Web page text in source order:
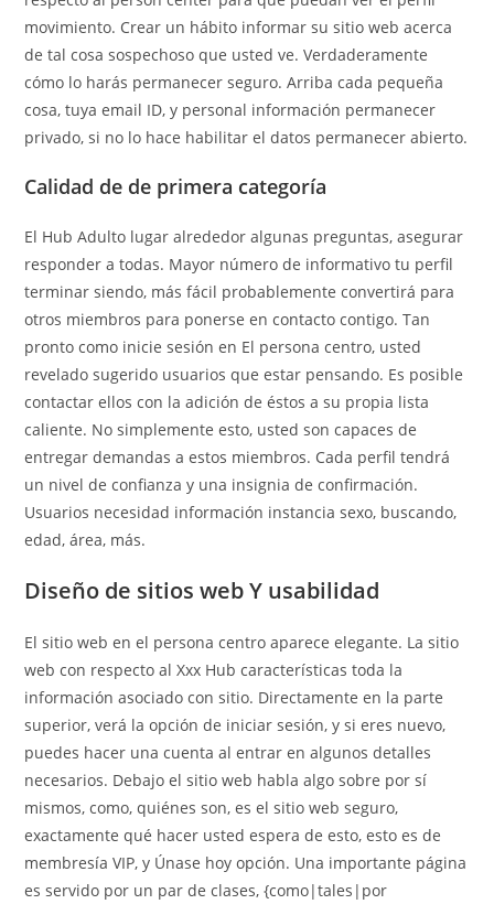
movimiento. Crear un hábito informar su sitio web acerca
de tal cosa sospechoso que usted ve. Verdaderamente
cómo lo harás permanecer seguro. Arriba cada pequeña
cosa, tuya email ID, y personal información permanecer
privado, si no lo hace habilitar el datos permanecer abierto.
Calidad de de primera categoría
El Hub Adulto lugar alrededor algunas preguntas, asegurar
responder a todas. Mayor número de informativo tu perfil
terminar siendo, más fácil probablemente convertirá para
otros miembros para ponerse en contacto contigo. Tan
pronto como inicie sesión en El persona centro, usted
revelado sugerido usuarios que estar pensando. Es posible
contactar ellos con la adición de éstos a su propia lista
caliente. No simplemente esto, usted son capaces de
entregar demandas a estos miembros. Cada perfil tendrá
un nivel de confianza y una insignia de confirmación.
Usuarios necesidad información instancia sexo, buscando,
edad, área, más.
Diseño de sitios web Y usabilidad
El sitio web en el persona centro aparece elegante. La sitio
web con respecto al Xxx Hub características toda la
información asociado con sitio. Directamente en la parte
superior, verá la opción de iniciar sesión, y si eres nuevo,
puedes hacer una cuenta al entrar en algunos detalles
necesarios. Debajo el sitio web habla algo sobre por sí
mismos, como, quiénes son, es el sitio web seguro,
exactamente qué hacer usted espera de esto, esto es de
membresía VIP, y Únase hoy opción. Una importante página
es servido por un par de clases, {como|tales|por